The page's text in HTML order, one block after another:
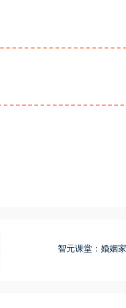
智元课堂：婚姻